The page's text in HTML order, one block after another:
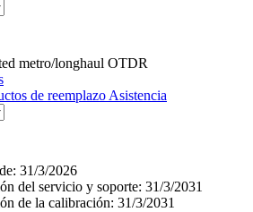
metro/longhaul OTDR
de reemplazo Asistencia
31/3/2026
del servicio y soporte: 31/3/2031
de la calibración: 31/3/2031